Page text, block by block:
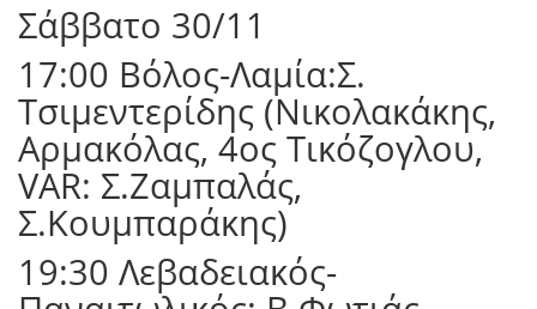
Σάββατο 30/11
17:00 Βόλος-Λαμία:Σ.
Τσιμεντερίδης (Νικολακάκης,
Αρμακόλας, 4ος Τικόζογλου,
VAR: Σ.Ζαμπαλάς,
Σ.Κουμπαράκης)
19:30 Λεβαδειακός-